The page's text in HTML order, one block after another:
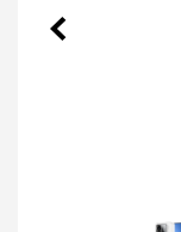
Précédent